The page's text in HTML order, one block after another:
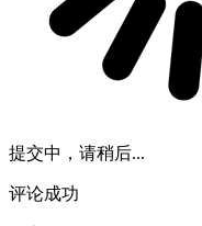
提交中，请稍后...
评论成功